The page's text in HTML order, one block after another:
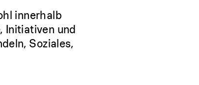
innerhalb
Initiativen und
Soziales,